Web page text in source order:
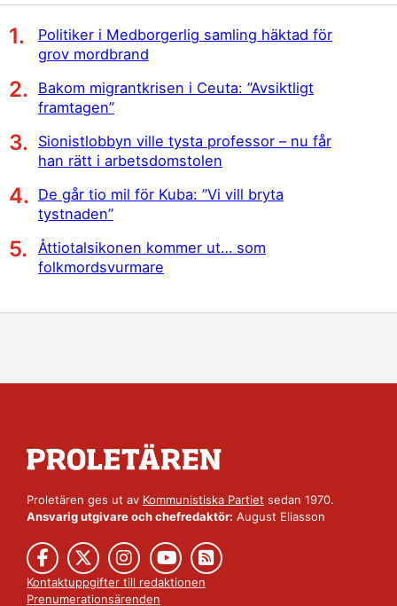
Politiker i Medborgerlig samling häktad för
grov mordbrand
Bakom migrantkrisen i Ceuta: ”Avsiktligt
framtagen”
Sionistlobbyn ville tysta professor – nu får
han rätt i arbetsdomstolen
De går tio mil för Kuba: ”Vi vill bryta
tystnaden”
Åttiotalsikonen kommer ut… som
folkmordsvurmare
Proletären ges ut av Kommunistiska Partiet sedan 1970.
Ansvarig utgivare och chefredaktör: August Eliasson
Kontaktuppgifter till redaktionen
Prenumerationsärenden